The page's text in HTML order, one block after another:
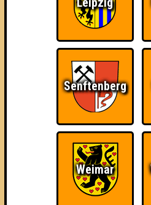
Ich war da, vor 3000
Da-Da Da!
So kurz vorm Sieg! The Last of
Leipzig
Senftenberg
Weimar